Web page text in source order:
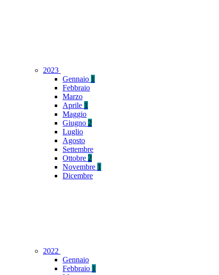
2023
Gennaio 1
Febbraio
Marzo
Aprile 1
Maggio
Giugno 2
Luglio
Agosto
Settembre
Ottobre 2
Novembre 1
Dicembre
2022
Gennaio
Febbraio 1